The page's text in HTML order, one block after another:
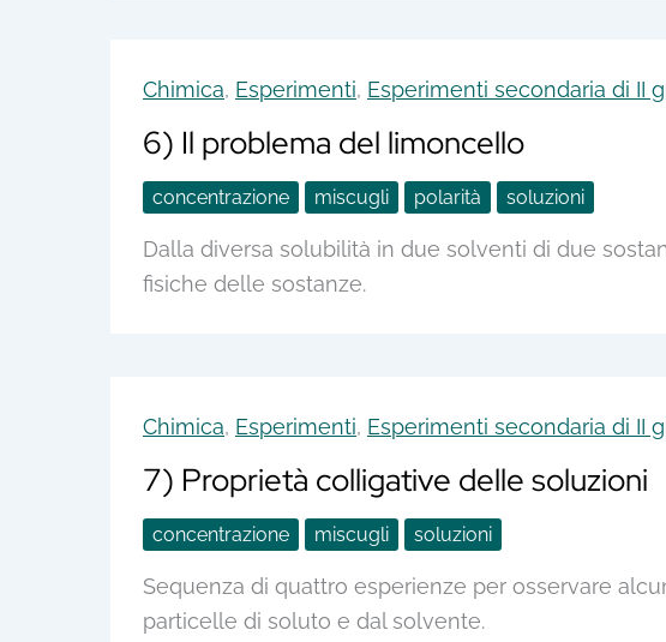
Chimica, Esperimenti, Esperimenti secondaria di II
6) Il problema del limoncello
concentrazione miscugli polarità soluzioni
Dalla diversa solubilità in due solventi di due
fisiche delle sostanze.
Chimica, Esperimenti, Esperimenti secondaria di II
7) Proprietà colligative delle soluzioni
concentrazione miscugli soluzioni
Sequenza di quattro esperienze per osservare
particelle di soluto e dal solvente.